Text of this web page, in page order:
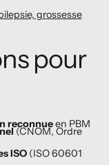
grossesse
pour
reconnueen PBM
(CNOM, Ordre
ISO(ISO 60601